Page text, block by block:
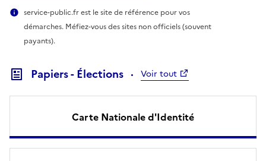
service-public.fr est le site de référence pour vos
démarches. Méfiez-vous des sites non officiels (souvent
payants).
Papiers - Élections Voir tout
Carte Nationale d'Identité